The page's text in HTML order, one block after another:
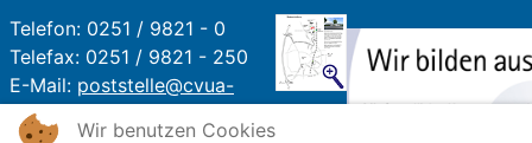
Telefon: 0251 / 9821 - 0
Telefax: 0251 / 9821 - 250
E-Mail: poststelle@cvua-
mel.de
Wir benutzen Cookies